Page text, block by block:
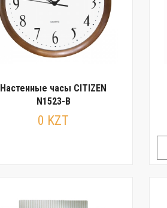
Настенные часы CITIZEN
N1523-B
0 KZT